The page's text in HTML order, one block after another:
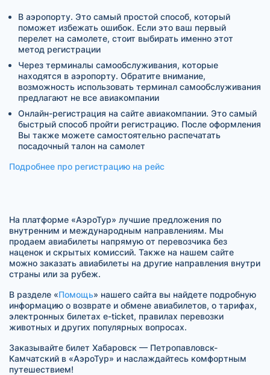
В аэропорту. Это самый простой способ, который
поможет избежать ошибок. Если это ваш первый
перелет на самолете, стоит выбирать именно этот
метод регистрации
Через терминалы самообслуживания, которые
находятся в аэропорту. Обратите внимание,
возможность использовать терминал самообслуживания
предлагают не все авиакомпании
Онлайн-регистрация на сайте авиакомпании. Это самый
быстрый способ пройти регистрацию. После оформления
Вы также можете самостоятельно распечатать
посадочный талон на самолет
Подробнее про регистрацию на рейс
На платформе «АэроТур» лучшие предложения по
внутренним и международным направлениям. Мы
продаем авиабилеты напрямую от перевозчика без
наценок и скрытых комиссий. Также на нашем сайте
можно заказать авиабилеты на другие направления внутри
страны или за рубеж.
В разделе «Помощь» нашего сайта вы найдете подробную
информацию о возврате и обмене авиабилетов, о тарифах,
электронных билетах e-ticket, правилах перевозки
животных и других популярных вопросах.
Заказывайте билет Хабаровск — Петропавловск-
Камчатский в «АэроТур» и наслаждайтесь комфортным
путешествием!